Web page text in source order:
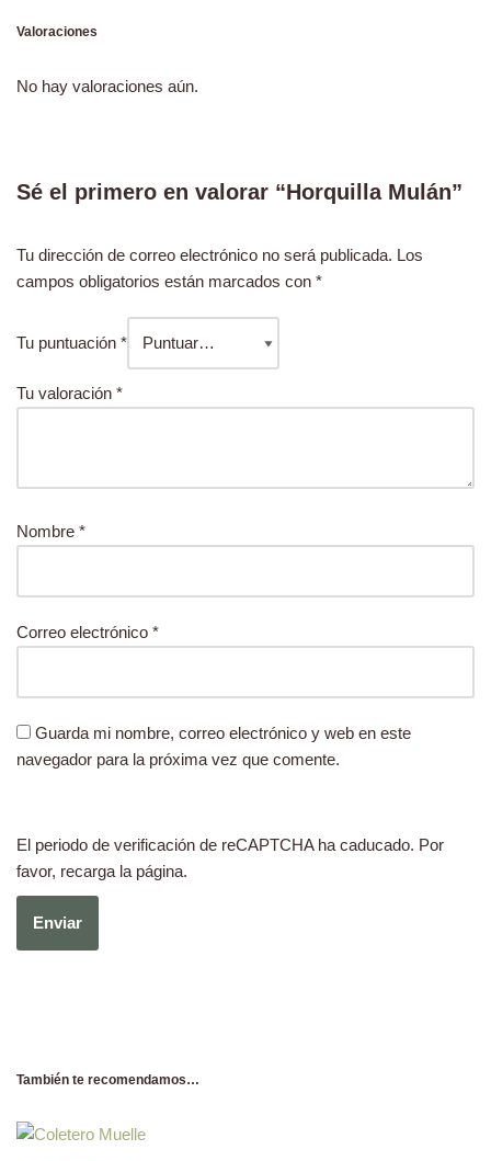
Valoraciones
No hay valoraciones aún.
Sé el primero en valorar “Horquilla Mulán”
Tu dirección de correo electrónico no será publicada. Los
campos obligatorios están marcados con *
Tu puntuación *
Tu valoración *
Nombre *
Correo electrónico *
Guarda mi nombre, correo electrónico y web en este
navegador para la próxima vez que comente.
El periodo de verificación de reCAPTCHA ha caducado. Por
favor, recarga la página.
También te recomendamos…